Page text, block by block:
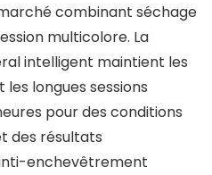
combinant séchage
multicolore. La
intelligent maintient les
longues sessions
pour des conditions
des résultats
enchevêtrement